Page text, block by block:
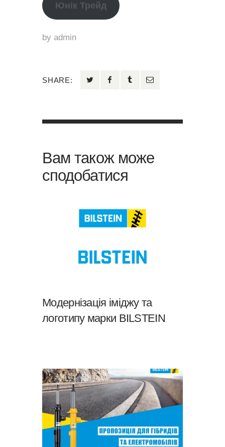
Юнік Трейд
by admin
SHARE:
Вам також може
сподобатися
Модернізація іміджу та
логотипу марки BILSTEIN